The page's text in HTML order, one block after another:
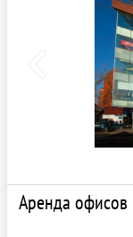
Аренда офисов